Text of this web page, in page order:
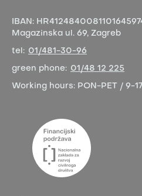
IBAN:
Magazinska ul. 69, Zagreb
tel: 01/481-30-96
green phone: 01/48 12 225
Working hours: PON-PET / 9-